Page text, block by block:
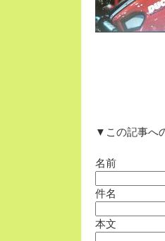
▼この記事へ
名前
件名
本文